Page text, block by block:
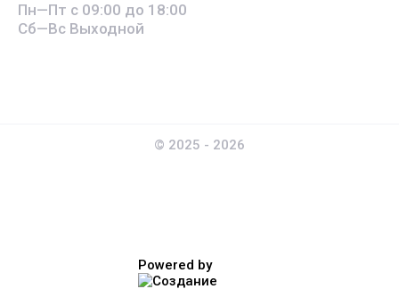
Пн—Пт с 09:00 до 18:00
Сб—Вс Выходной
© 2025 - 2026
Powered by